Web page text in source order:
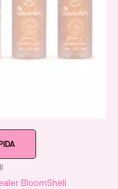
BloomShell